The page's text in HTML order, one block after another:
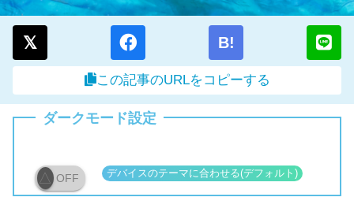
B!
この記事のURLをコピーする
ダークモード設定
OFF